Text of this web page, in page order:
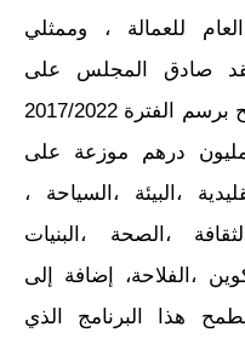
للعمالة ، وممثلي
صادق المجلس على
برنامج تنمية إقليم الفقيه بن صالح برسم الفترة 2017/2022
إجمالية تناهز 3072.26 مليون درهم موزعة على
،البيئة ،السياحة ،
،الصحة ،البنيات
،الفلاحة، إضافة إلى
هذا البرنامج الذي